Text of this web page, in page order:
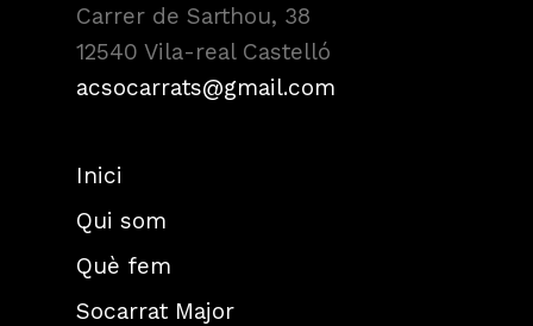
Carrer de Sarthou, 38
12540 Vila-real Castelló
acsocarrats@gmail.com
Inici
Qui som
Què fem
Socarrat Major